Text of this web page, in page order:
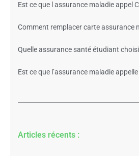
Est ce que l assurance maladie appel
Comment remplacer carte assurance
Quelle assurance santé étudiant
Est ce que l’assurance maladie
Articles récents :